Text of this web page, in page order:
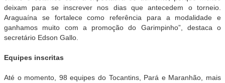
deixam para se inscrever nos dias que antecedem o torneio.
Araguaína se fortalece como referência para a modalidade e
ganhamos muito com a promoção do Garimpinho”, destaca o
secretário Edson Gallo.
Equipes inscritas
Até o momento, 98 equipes do Tocantins, Pará e Maranhão, mais